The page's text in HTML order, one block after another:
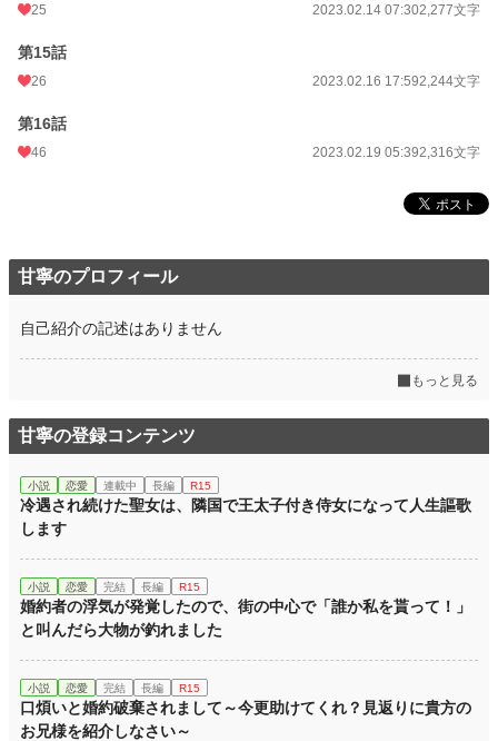
25 2023.02.14 07:302,277文字
第15話
26 2023.02.16 17:592,244文字
第16話
46 2023.02.19 05:392,316文字
甘寧のプロフィール
自己紹介の記述はありません
もっと見る
甘寧の登録コンテンツ
小説 恋愛 連載中 長編 R15
冷遇され続けた聖女は、隣国で王太子付き侍女になって人生謳歌
します
小説 恋愛 完結 長編 R15
婚約者の浮気が発覚したので、街の中心で「誰か私を貰って！」
と叫んだら大物が釣れました
小説 恋愛 完結 長編 R15
口煩いと婚約破棄されまして～今更助けてくれ？見返りに貴方の
お兄様を紹介しなさい～